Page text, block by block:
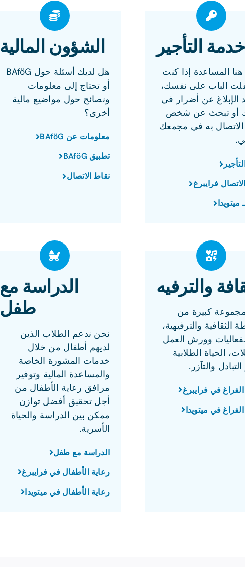
خدمة التأجير
المساعدة إذا كنت
الباب على نفسك،
الإبلاغ عن أضرار في
أو تبحث عن شخص
به في مجمعك
فرايبرغ
ميتويدا
الشؤون المالية
هل لديك أسئلة حول BAföG
أو تحتاج إلى معلومات
ونصائح حول مواضيع مالية
أخرى؟
معلومات عن BAföG
تطبيق BAföG
نقاط الاتصال
والترفيه
كبيرة من
الثقافية والترفيهية،
وورش العمل
الحياة الطلابية
والتآزر.
في فرايبرغ
في ميتويدا
الدراسة مع
طفل
نحن ندعم الطلاب الذين
لديهم أطفال من خلال
خدمات المشورة الخاصة
والمساعدة المالية وتوفير
مرافق رعاية الأطفال من
أجل تحقيق أفضل توازن
ممكن بين الدراسة والحياة
الأسرية.
الدراسة مع طفل
رعاية الأطفال في فرايبرغ
رعاية الأطفال في ميتويدا